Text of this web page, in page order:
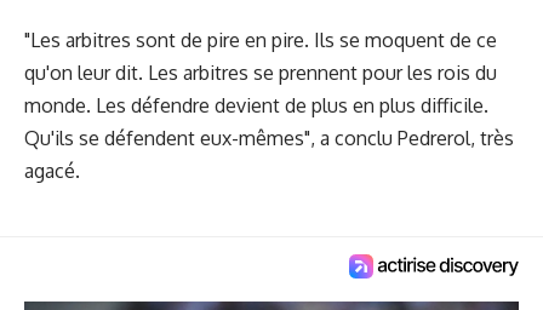
"Les arbitres sont de pire en pire. Ils se moquent de ce
qu'on leur dit. Les arbitres se prennent pour les rois du
monde. Les défendre devient de plus en plus difficile.
Qu'ils se défendent eux-mêmes", a conclu Pedrerol, très
agacé.